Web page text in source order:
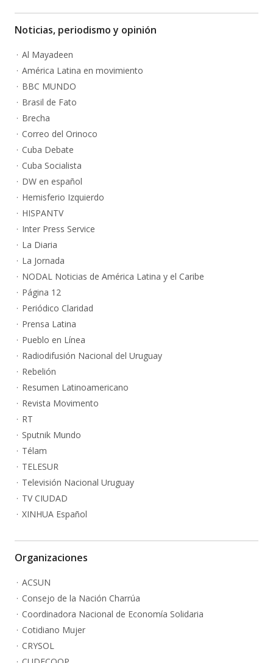
Noticias, periodismo y opinión
Al Mayadeen
América Latina en movimiento
BBC MUNDO
Brasil de Fato
Brecha
Correo del Orinoco
Cuba Debate
Cuba Socialista
DW en español
Hemisferio Izquierdo
HISPANTV
Inter Press Service
La Diaria
La Jornada
NODAL Noticias de América Latina y el Caribe
Página 12
Periódico Claridad
Prensa Latina
Pueblo en Línea
Radiodifusión Nacional del Uruguay
Rebelión
Resumen Latinoamericano
Revista Movimento
RT
Sputnik Mundo
Télam
TELESUR
Televisión Nacional Uruguay
TV CIUDAD
XINHUA Español
Organizaciones
ACSUN
Consejo de la Nación Charrúa
Coordinadora Nacional de Economía Solidaria
Cotidiano Mujer
CRYSOL